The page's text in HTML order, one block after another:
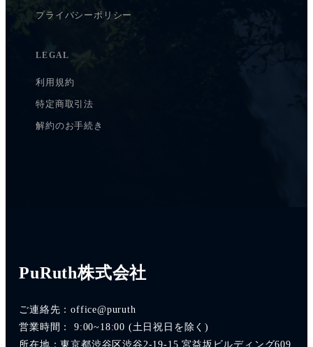
プライバシーポリシー
LEGAL
利用規約
特定商取引法
解約のお手続き
PuRuth株式会社
ご連絡先：office@puruth
営業時間： 9:00~18:00 (土日祝日を除く)
所在地：東京都渋谷区渋谷2-19-15 宮益坂ビルディング609